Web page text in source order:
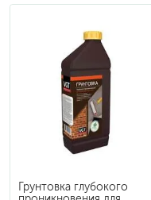
Грунтовка глубокого